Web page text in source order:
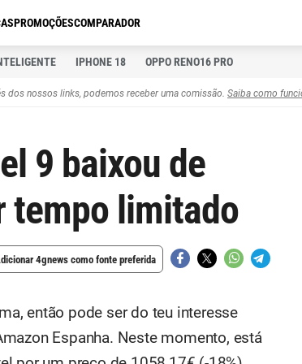
PROMOÇÕESCOMPARADOR
IPHONE 18 OPPO RENO16 PRO
dos nossos links, podemos receber uma comissão. Saiba como
9 baixou de
tempo limitado
4gnews como fonte preferida
então pode ser do teu interesse
Espanha. Neste momento, está